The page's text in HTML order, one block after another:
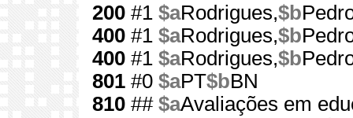
200 #1 $aRodrigues,$b
400 #1 $aRodrigues,$b
400 #1 $aRodrigues,$b
801 #0 $aPT$bBN
810 ## $aAvaliações em